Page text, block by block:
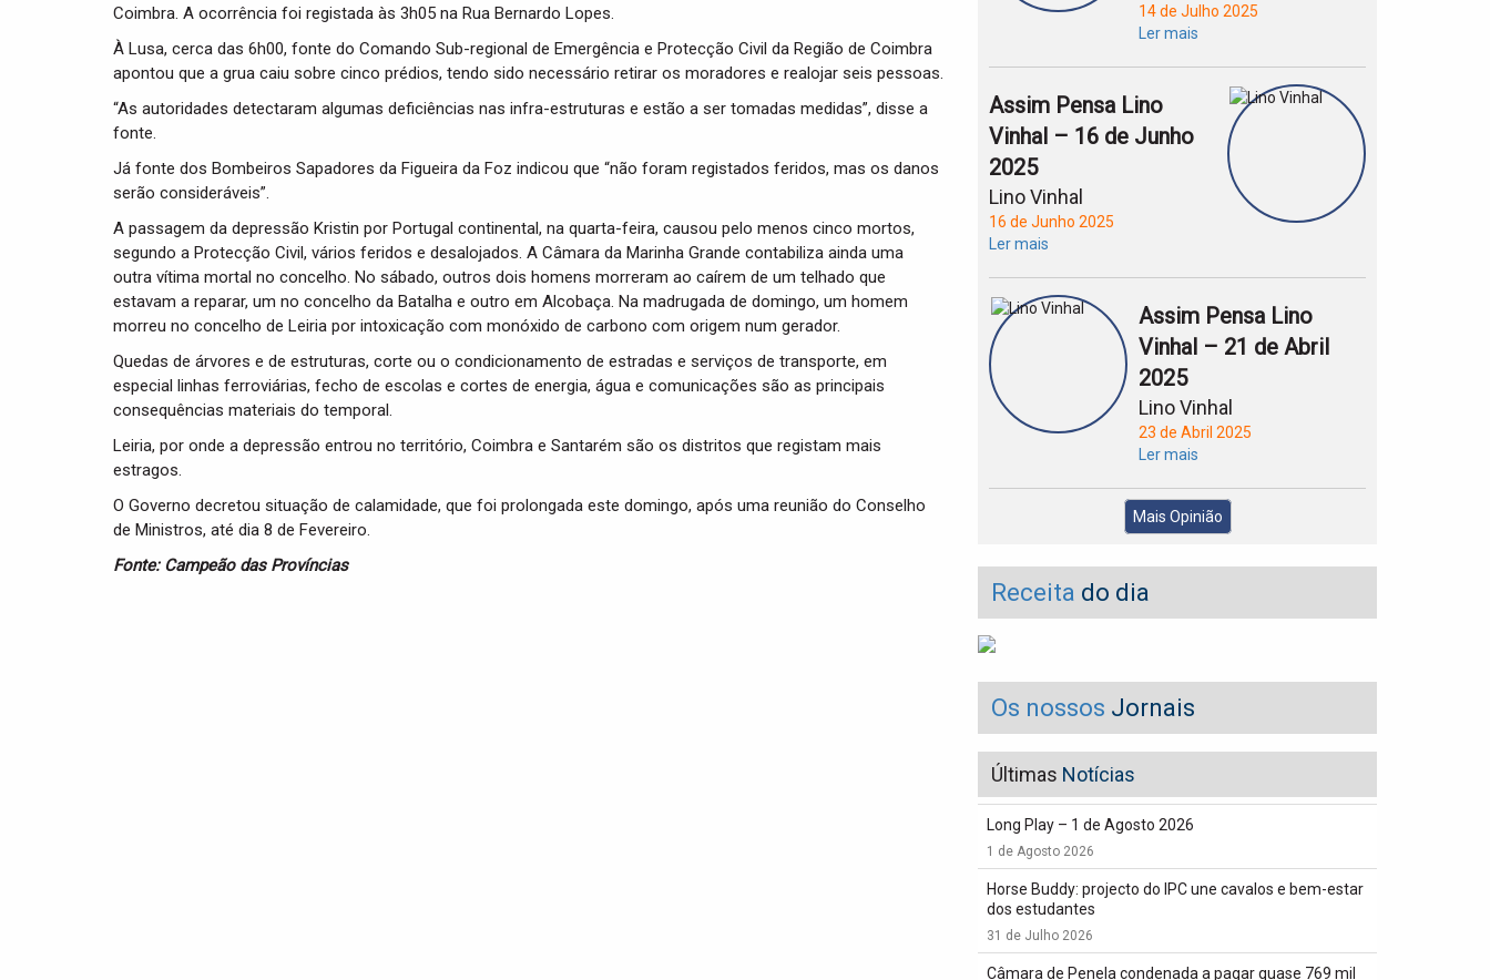
Coimbra. A ocorrência foi registada às 3h05 na Rua Bernardo Lopes.
À Lusa, cerca das 6h00, fonte do Comando Sub-regional de Emergência e Protecção Civil da Região de Coimbra
apontou que a grua caiu sobre cinco prédios, tendo sido necessário retirar os moradores e realojar seis pessoas.
“As autoridades detectaram algumas deficiências nas infra-estruturas e estão a ser tomadas medidas”, disse a
fonte.
Já fonte dos Bombeiros Sapadores da Figueira da Foz indicou que “não foram registados feridos, mas os danos
serão consideráveis”.
A passagem da depressão Kristin por Portugal continental, na quarta-feira, causou pelo menos cinco mortos,
segundo a Protecção Civil, vários feridos e desalojados. A Câmara da Marinha Grande contabiliza ainda uma
outra vítima mortal no concelho. No sábado, outros dois homens morreram ao caírem de um telhado que
estavam a reparar, um no concelho da Batalha e outro em Alcobaça. Na madrugada de domingo, um homem
morreu no concelho de Leiria por intoxicação com monóxido de carbono com origem num gerador.
Quedas de árvores e de estruturas, corte ou o condicionamento de estradas e serviços de transporte, em
especial linhas ferroviárias, fecho de escolas e cortes de energia, água e comunicações são as principais
consequências materiais do temporal.
Leiria, por onde a depressão entrou no território, Coimbra e Santarém são os distritos que registam mais
estragos.
O Governo decretou situação de calamidade, que foi prolongada este domingo, após uma reunião do Conselho
de Ministros, até dia 8 de Fevereiro.
Fonte: Campeão das Províncias
14 de Julho 2025
Ler mais
Assim Pensa Lino
Vinhal – 16 de Junho
2025
Lino Vinhal
16 de Junho 2025
Ler mais
Assim Pensa Lino
Vinhal – 21 de Abril
2025
Lino Vinhal
23 de Abril 2025
Ler mais
Mais Opinião
Receita do dia
Os nossos Jornais
Últimas Notícias
Long Play – 1 de Agosto 2026
1 de Agosto 2026
Horse Buddy: projecto do IPC une cavalos e bem-estar
dos estudantes
31 de Julho 2026
Câmara de Penela condenada a pagar quase 769 mil